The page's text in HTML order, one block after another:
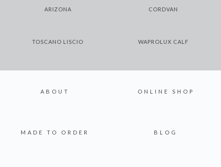
ARIZONA CORDVAN
TOSCANO LISCIO WAPROLUX CALF
ABOUT ONLINE SHOP
MADE TO ORDER BLOG